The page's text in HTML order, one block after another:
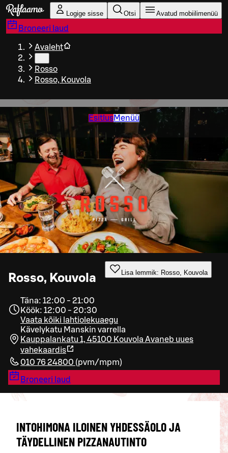
Liigu peamise sisu juurde
Logige sisse Otsi Avatud mobiilimenüü
Broneeri laud
Avaleht
Rosso
Rosso, Kouvola
EsitlusMenüü
Rosso, Kouvola Lisa lemmik: Rosso, Kouvola
Täna: 12:00 - 21:00
Köök: 12:00 - 20:30
Vaata kõiki lahtiolekuaegu
Kävelykatu Manskin varrella
Kauppalankatu 1, 45100 Kouvola Avaneb uues
vahekaardis
010 76 24800 (pvm/mpm)
Broneeri laud
INTOHIMONA ILOINEN YHDESSÄOLO JA
TÄYDELLINEN PIZZANAUTINTO